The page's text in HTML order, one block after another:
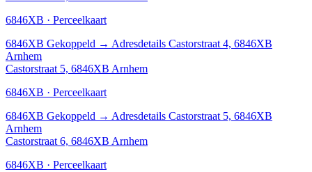
6846XB · Perceelkaart
6846XB Gekoppeld → Adresdetails Castorstraat 4, 6846XB
Arnhem
Castorstraat 5, 6846XB Arnhem
6846XB · Perceelkaart
6846XB Gekoppeld → Adresdetails Castorstraat 5, 6846XB
Arnhem
Castorstraat 6, 6846XB Arnhem
6846XB · Perceelkaart